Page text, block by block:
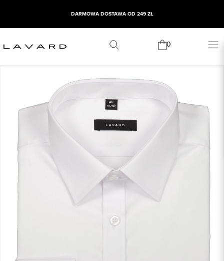
DARMOWA DOSTAWA OD 249 ZŁ
0